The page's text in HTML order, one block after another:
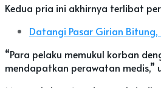
Kedua pria ini akhirnya terlibat
Datangi Pasar Girian Bitung,
“Para pelaku memukul korban
mendapatkan perawatan medis,”